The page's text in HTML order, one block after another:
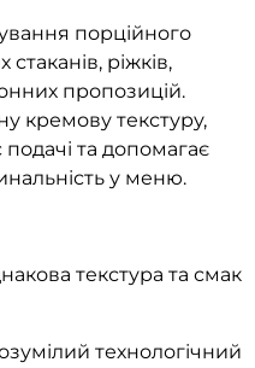
порційного
ріжків,
пропозицій.
кремову текстуру,
та допомагає
у меню.
текстура та смак
технологічний